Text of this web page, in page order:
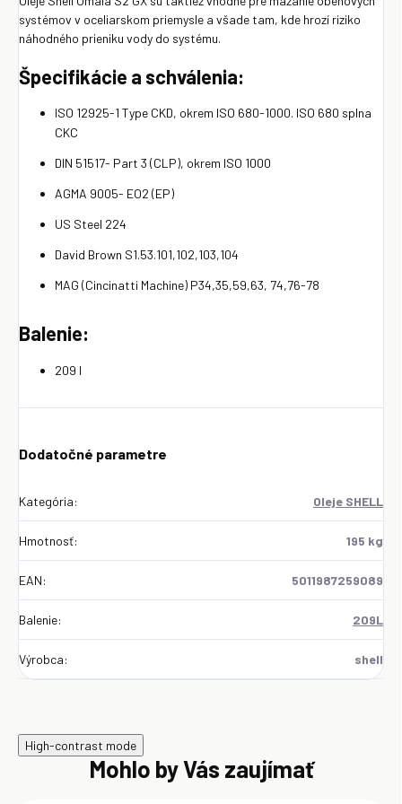
systémov v oceliarskom priemysle a všade tam, kde hrozí riziko
náhodného prieniku vody do systému.
Špecifikácie a schválenia:
ISO 12925-1 Type CKD, okrem ISO 680-1000. ISO 680 splna
CKC
DIN 51517- Part 3 (CLP), okrem ISO 1000
AGMA 9005- EO2 (EP)
US Steel 224
David Brown S1.53.101,102,103,104
MAG (Cincinatti Machine) P34,35,59,63, 74,76-78
Balenie:
209 l
Dodatočné parametre
Kategória: Oleje SHELL
Hmotnosť: 195 kg
EAN: 5011987259089
Balenie: 209L
Výrobca: shell
High-contrast mode
Mohlo by Vás zaujímať